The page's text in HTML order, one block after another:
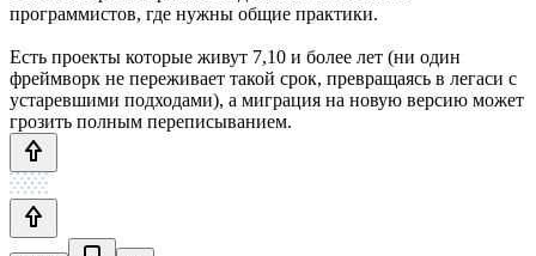
программистов, где нужны общие практики.
Есть проекты которые живут 7,10 и более лет (ни один
фреймворк не переживает такой срок, превращаясь в легаси с
устаревшими подходами), а миграция на новую версию может
грозить полным переписыванием.